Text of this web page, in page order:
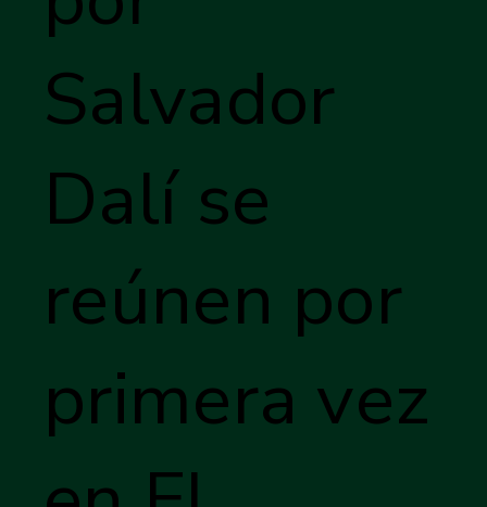
Salvador
Dalí se
reúnen por
primera vez